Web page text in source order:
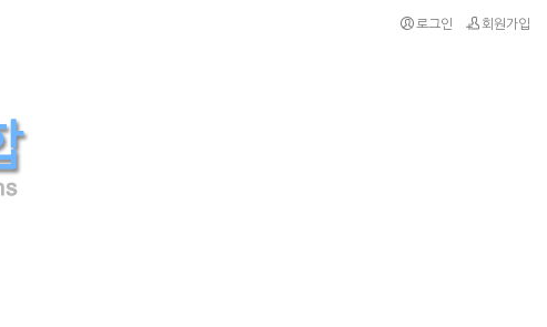
로그인 회원가입